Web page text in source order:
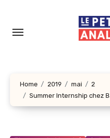
contenu
Home 2019 mai
2
Summer Internship chez